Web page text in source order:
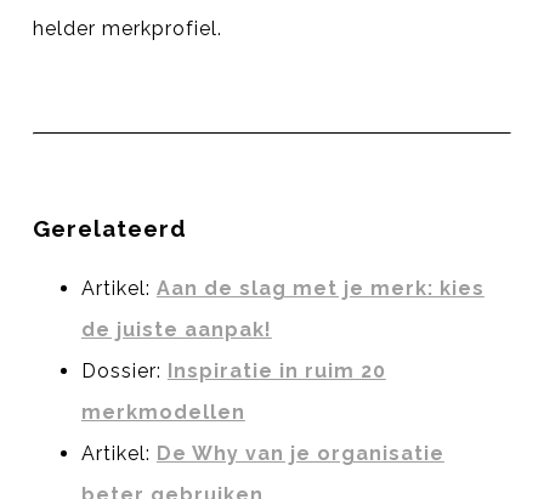
helder merkprofiel.
Gerelateerd
Artikel: Aan de slag met je merk: kies
de juiste aanpak!
Dossier: Inspiratie in ruim 20
merkmodellen
Artikel: De Why van je organisatie